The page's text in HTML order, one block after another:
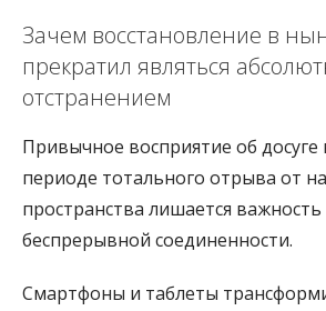
Зачем восстановление в
прекратил являться
отстранением
Привычное восприятие об досуге
периоде тотального отрыва от
пространства лишается важность
беспрерывной соединенности.
Смартфоны и таблеты